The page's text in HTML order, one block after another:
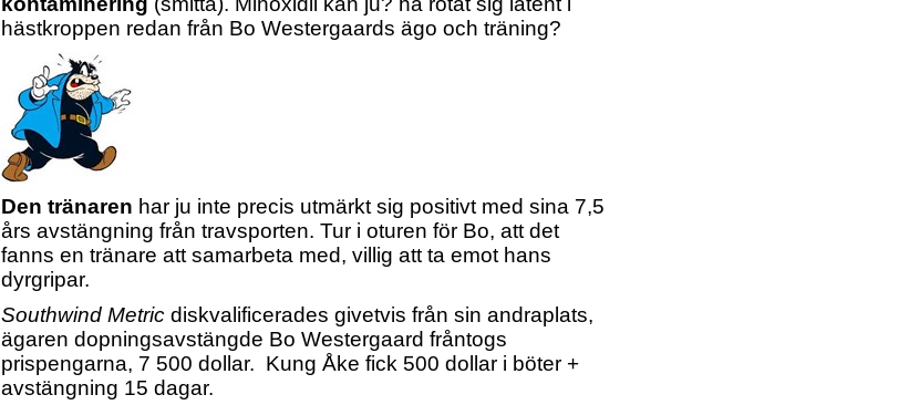
hästkroppen redan från Bo Westergaards ägo och träning?
Den tränaren har ju inte precis utmärkt sig positivt med sina 7,5
års avstängning från travsporten. Tur i oturen för Bo, att det
fanns en tränare att samarbeta med, villig att ta emot hans
dyrgripar.
Southwind Metric diskvalificerades givetvis från sin andraplats,
ägaren dopningsavstängde Bo Westergaard fråntogs
prispengarna, 7 500 dollar. Kung Åke fick 500 dollar i böter +
avstängning 15 dagar.